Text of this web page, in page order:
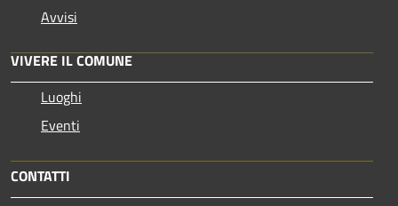
Avvisi
VIVERE IL COMUNE
Luoghi
Eventi
CONTATTI